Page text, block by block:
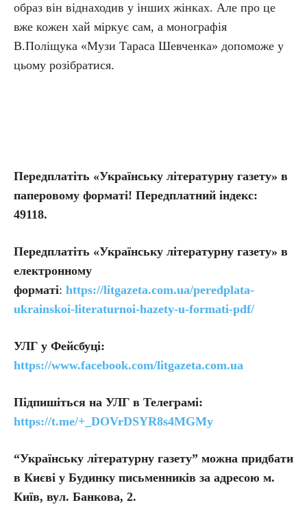
образ він віднаходив у інших жінках. Але про це
вже кожен хай міркує сам, а монографія
В.Поліщука «Музи Тараса Шевченка» допоможе у
цьому розібратися.
Передплатіть «Українську літературну газету» в
паперовому форматі! Передплатний індекс:
49118.
Передплатіть «Українську літературну газету» в
електронному
форматі: https://litgazeta.com.ua/peredplata-
ukrainskoi-literaturnoi-hazety-u-formati-pdf/
УЛГ у Фейсбуці:
https://www.facebook.com/litgazeta.com.ua
Підпишіться на УЛГ в Телеграмі:
https://t.me/+_DOVrDSYR8s4MGMy
“Українську літературну газету” можна придбати
в Києві у Будинку письменників за адресою м.
Київ, вул. Банкова, 2.